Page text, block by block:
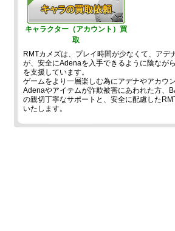
キャラクター（アカウント）買
取
RMTカメズは、プレイ時間が少なくて、ア
が、安全にAdenaを入手できるように陰なが
を支援しています。
ゲームをより一層楽しむ為にアデナやアカウ
Adenaやアイテムが詐欺被害にあわれた方、
の親切丁寧なサポートと、安全に配慮した
いたします。